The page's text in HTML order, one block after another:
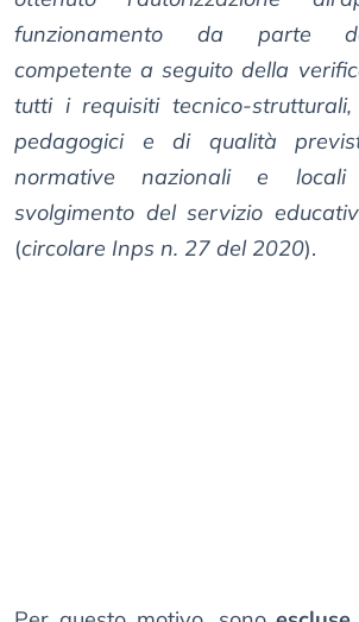
funzionamento da parte
competente a seguito della
tutti i requisiti tecnico-strutturali,
pedagogici e di qualità
normative nazionali e
svolgimento del servizio
(circolare Inps n. 27 del 2020).